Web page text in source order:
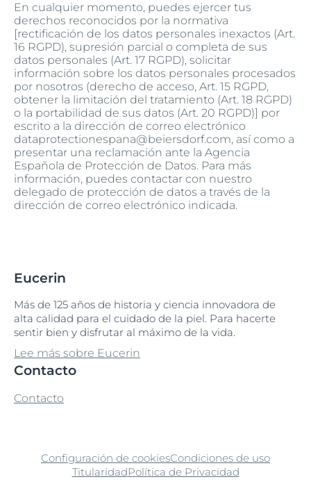
En cualquier momento, puedes ejercer tus
derechos reconocidos por la normativa
[rectificación de los datos personales inexactos (Art.
16 RGPD), supresión parcial o completa de sus
datos personales (Art. 17 RGPD), solicitar
información sobre los datos personales procesados
por nosotros (derecho de acceso, Art. 15 RGPD,
obtener la limitación del tratamiento (Art. 18 RGPD)
o la portabilidad de sus datos (Art. 20 RGPD)] por
escrito a la dirección de correo electrónico
dataprotectionespana@beiersdorf.com, así como a
presentar una reclamación ante la Agencia
Española de Protección de Datos. Para más
información, puedes contactar con nuestro
delegado de protección de datos a través de la
dirección de correo electrónico indicada.
Eucerin
Más de 125 años de historia y ciencia innovadora de
alta calidad para el cuidado de la piel. Para hacerte
sentir bien y disfrutar al máximo de la vida.
Lee más sobre Eucerin
Contacto
Contacto
Configuración de cookiesCondiciones de uso
TitularidadPolítica de Privacidad